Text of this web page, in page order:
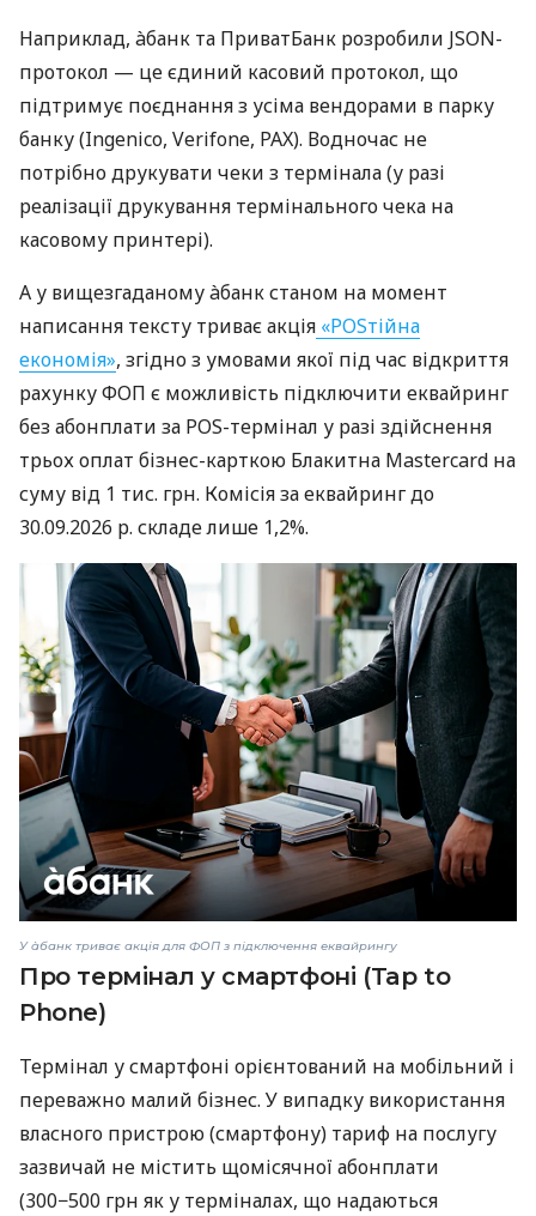
Наприклад, àбанк та ПриватБанк розробили JSON-
протокол — це єдиний касовий протокол, що
підтримує поєднання з усіма вендорами в парку
банку (Ingenico, Verifone, PAX). Водночас не
потрібно друкувати чеки з термінала (у разі
реалізації друкування термінального чека на
касовому принтері).
А у вищезгаданому àбанк станом на момент
написання тексту триває акція «POSтійна
економія», згідно з умовами якої під час відкриття
рахунку ФОП є можливість підключити еквайринг
без абонплати за POS-термінал у разі здійснення
трьох оплат бізнес-карткою Блакитна Mastercard на
суму від 1 тис. грн. Комісія за еквайринг до
30.09.2026 р. складе лише 1,2%.
У àбанк триває акція для ФОП з підключення еквайрингу
Про термінал у смартфоні (Tap to
Phone)
Термінал у смартфоні орієнтований на мобільний і
переважно малий бізнес. У випадку використання
власного пристрою (смартфону) тариф на послугу
зазвичай не містить щомісячної абонплати
(300−500 грн як у терміналах, що надаються